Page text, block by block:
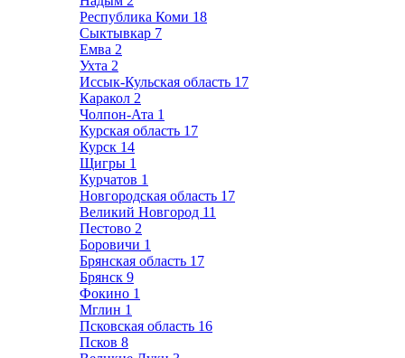
Республика Коми 18
Сыктывкар 7
Емва 2
Ухта 2
Иссык-Кульская область 17
Каракол 2
Чолпон-Ата 1
Курская область 17
Курск 14
Щигры 1
Курчатов 1
Новгородская область 17
Великий Новгород 11
Пестово 2
Боровичи 1
Брянская область 17
Брянск 9
Фокино 1
Мглин 1
Псковская область 16
Псков 8